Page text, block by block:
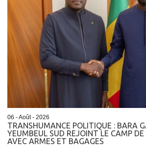
06 - Août - 2026
TRANSHUMANCE POLITIQUE : BARA
YEUMBEUL SUD REJOINT LE CAMP DE
AVEC ARMES ET BAGAGES